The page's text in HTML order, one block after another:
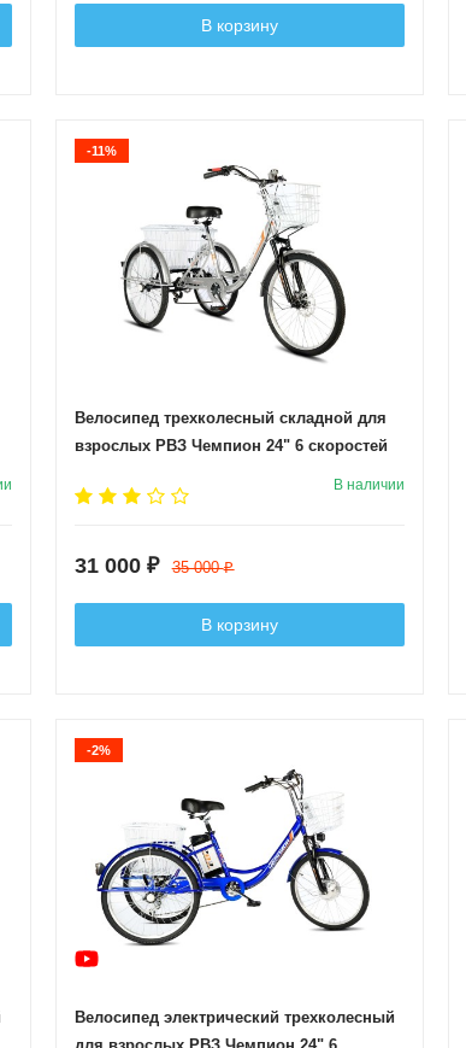
В корзину
-11%
Велосипед трехколесный складной для
взрослых РВЗ Чемпион 24" 6 скоростей
В наличии
31 000 ₽ 35 000₽
В корзину
-2%
Велосипед электрический трехколесный